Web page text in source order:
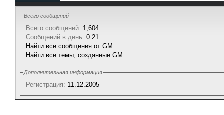
Всего сообщений
Всего сообщений: 1,604
Сообщений в день: 0.21
Найти все сообщения от GM
Найти все темы, созданные GM
Дополнительная информация
Регистрация: 11.12.2005